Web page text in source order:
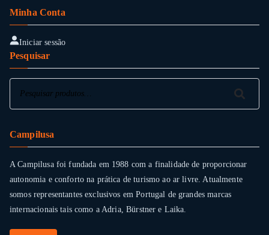
Minha Conta
Iniciar sessão
Pesquisar
Pesquisar
Campilusa
A Campilusa foi fundada em 1988 com a finalidade de proporcionar
autonomia e conforto na prática de turismo ao ar livre. Atualmente
somos representantes exclusivos em Portugal de grandes marcas
internacionais tais como a Adria, Bürstner e Laika.